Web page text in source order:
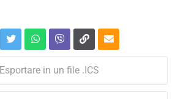
Esportare in un file .ICS